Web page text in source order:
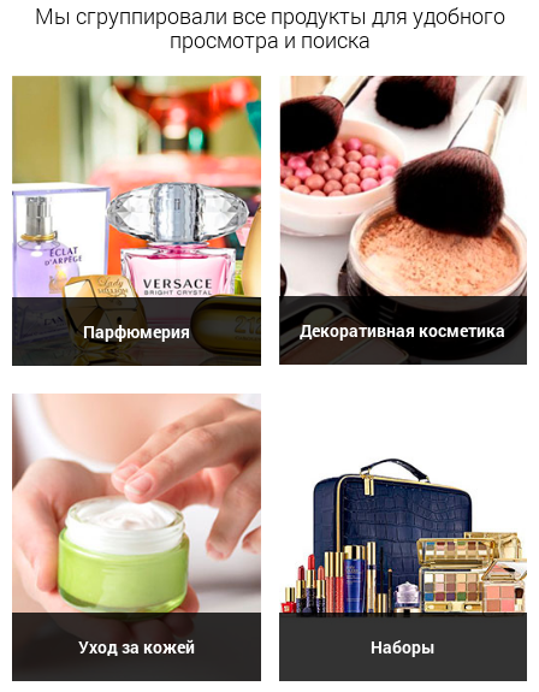
Мы сгруппировали все продукты для удобного
просмотра и поиска
Парфюмерия Декоративная косметика
Уход за кожей Наборы